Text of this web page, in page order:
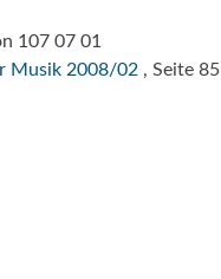
107 07 01
Musik 2008/02, Seite 85